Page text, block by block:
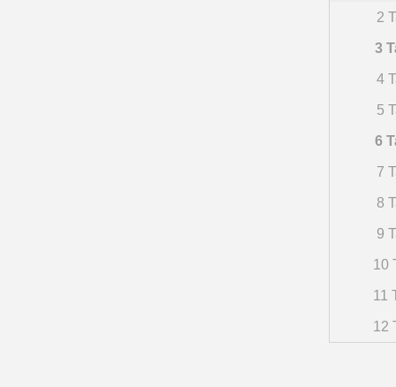
2
3
4
5
6
7
8
9
10
11
12